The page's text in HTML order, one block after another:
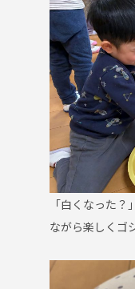
「白くなった
ながら楽しくゴ